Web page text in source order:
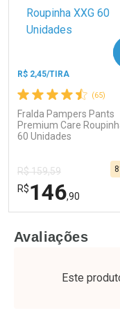
Ativar Desconto
Por R$ 74,99/cada
Comprar sem
(65)
R$ 2,45/TIRA
Fralda Pampers Pants
Premium Care
60 Unidades
R$ 159,59
R$146,90
COMPRAR
Laboratório
Por Menos
Avaliações
Este